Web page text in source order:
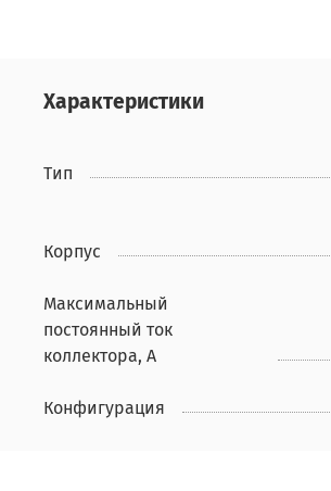
Характеристики
Тип
Корпус
Максимальный
постоянный ток
коллектора, А
Конфигурация